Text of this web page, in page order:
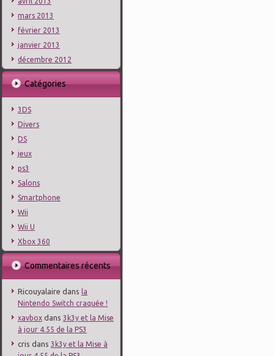
mars 2013
février 2013
janvier 2013
décembre 2012
Catégories
3DS
Divers
DS
jeux
ps3
Salons
Smartphone
Wii
Wii U
Xbox 360
Commentaires récents
Ricouyalaire dans la
Nintendo Switch craquée !
xavbox dans 3k3y et la Mise
à jour 4.55 de la PS3
cris dans 3k3y et la Mise à